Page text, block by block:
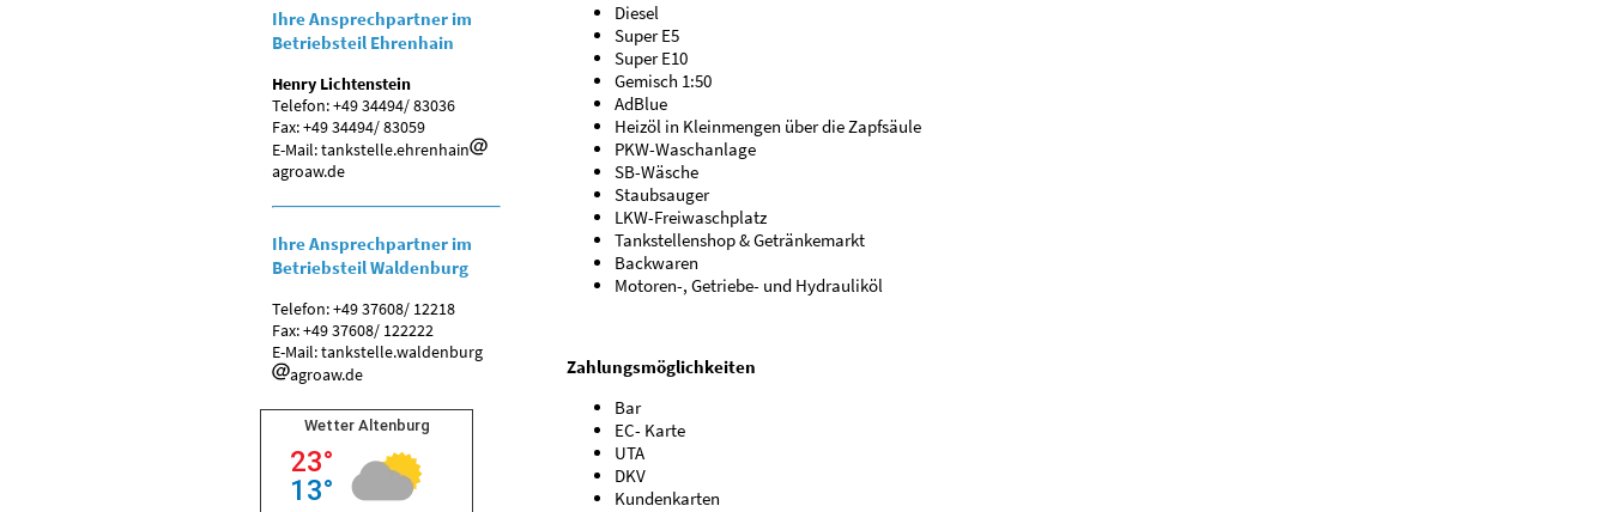
Diesel
Super E5
Super E10
Gemisch 1:50
AdBlue
Heizöl in Kleinmengen über die Zapfsäule
PKW-Waschanlage
SB-Wäsche
Staubsauger
LKW-Freiwaschplatz
Tankstellenshop & Getränkemarkt
Backwaren
Motoren-, Getriebe- und Hydrauliköl
Zahlungsmöglichkeiten
Bar
EC- Karte
UTA
DKV
Kundenkarten
Ihre Ansprechpartner im
Betriebsteil Ehrenhain
Henry Lichtenstein
Telefon: +49 34494/ 83036
Fax: +49 34494/ 83059
E-Mail: tankstelle.ehrenhain
agroaw.de
Ihre Ansprechpartner im
Betriebsteil Waldenburg
Telefon: +49 37608/ 12218
Fax: +49 37608/ 122222
E-Mail: tankstelle.waldenburg
agroaw.de